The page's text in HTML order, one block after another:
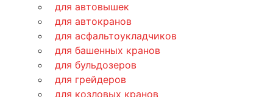
для автовышек
для автокранов
для асфальтоукладчиков
для башенных кранов
для бульдозеров
для грейдеров
для козловых кранов